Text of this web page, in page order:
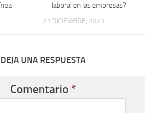
laboral en las empresas?
21 DICIEMBRE, 2023
DEJA UNA RESPUESTA
Comentario *